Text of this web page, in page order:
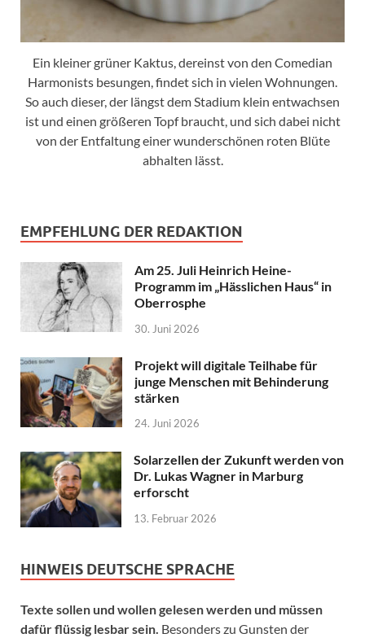
Ein kleiner grüner Kaktus, dereinst von den Comedian
Harmonists besungen, findet sich in vielen Wohnungen.
So auch dieser, der längst dem Stadium klein entwachsen
ist und einen größeren Topf braucht, und sich dabei nicht
von der Entfaltung einer wunderschönen roten Blüte
abhalten lässt.
EMPFEHLUNG DER REDAKTION
Am 25. Juli Heinrich Heine-
Programm im „Hässlichen Haus“ in
Oberrosphe
30. Juni 2026
Projekt will digitale Teilhabe für
junge Menschen mit Behinderung
stärken
24. Juni 2026
Solarzellen der Zukunft werden von
Dr. Lukas Wagner in Marburg
erforscht
13. Februar 2026
HINWEIS DEUTSCHE SPRACHE
Texte sollen und wollen gelesen werden und müssen
dafür flüssig lesbar sein. Besonders zu Gunsten der